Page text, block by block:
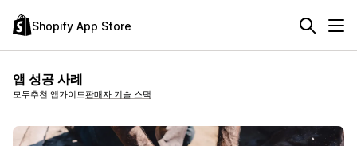
Shopify App Store
앱 성공 사례
모두추천 앱가이드판매자 기술 스택